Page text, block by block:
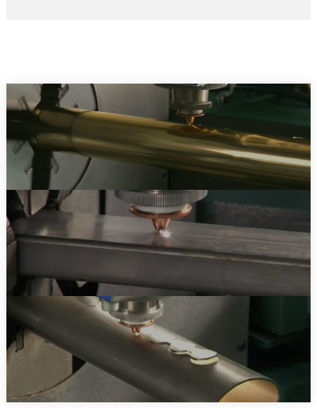
LA DÉCOUPE LASER DE TUBES EN CUIVRE LAITON ET
ALUMINIUM
LA DÉCOUPE LASER DE TUBES EN ACIER
RECTANGULAIRE